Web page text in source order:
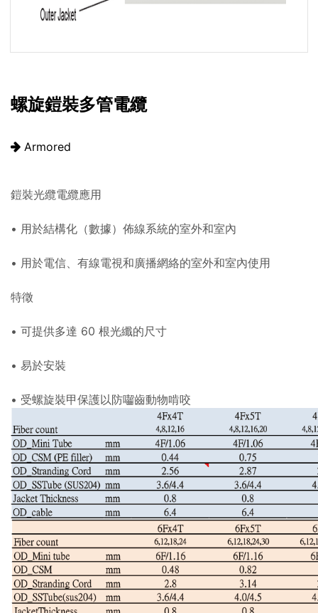
螺旋鎧裝多管電纜
Armored
鎧裝光纜電纜應用
• 用於結構化（數據）佈線系統的室外和室內
• 用於電信、有線電視和廣播網絡的室外和室內使用
特徵
• 可提供多達 60 根光纖的尺寸
• 易於安裝
• 受螺旋裝甲保護以防囓齒動物啃咬